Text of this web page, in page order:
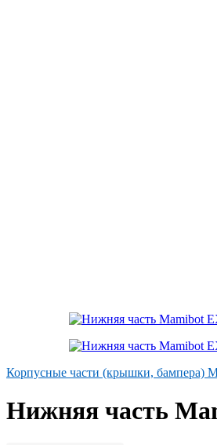
Корпусные части (крышки, бампера)
Нижняя часть